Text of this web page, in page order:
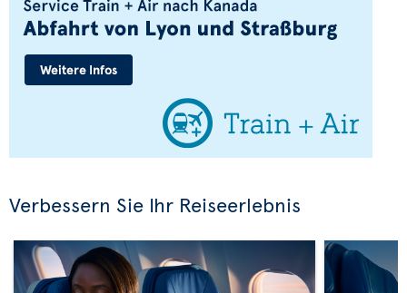
Verbessern Sie Ihr Reiseerlebnis